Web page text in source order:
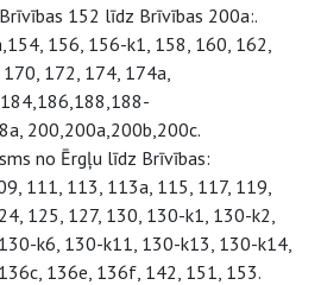
152 līdz Brīvības 200a:.
156, 156-k1, 158, 160, 162,
170, 172, 174, 174a,
200,200a,200b,200c.
no Ērgļu līdz Brīvības:
111, 113, 113a, 115, 117, 119,
125, 127, 130, 130-k1, 130-k2,
k6, 130-k11, 130-k13, 130-k14,
136e, 136f, 142, 151, 153.